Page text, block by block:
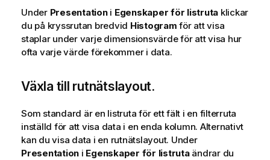
Under Presentationi Egenskaper för listruta klickar
du på kryssrutan bredvid Histogram för att visa
staplar under varje dimensionsvärde för att visa hur
ofta varje värde förekommer i data.
Växla till rutnätslayout.
Som standard är en listruta för ett fält i en filterruta
inställd för att visa data i en enda kolumn. Alternativt
kan du visa data i en rutnätslayout. Under
Presentation i Egenskaper för listrutaändrar du